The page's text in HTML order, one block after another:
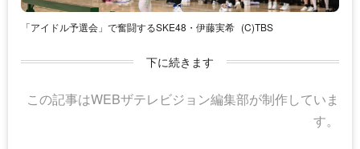
「アイドル予選会」で奮闘するSKE48・伊藤実希 (C)TBS
下に続きます
この記事はWEBザテレビジョン編集部が制作していま
す。